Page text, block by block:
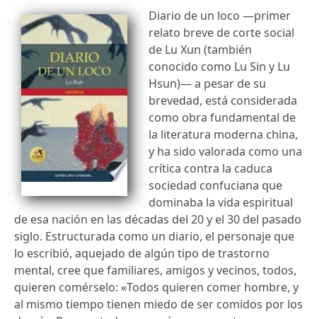
Diario de un loco ―primer
relato breve de corte social
de Lu Xun (también
conocido como Lu Sin y Lu
Hsun)― a pesar de su
brevedad, está considerada
como obra fundamental de
la literatura moderna china,
y ha sido valorada como una
crítica contra la caduca
sociedad confuciana que
dominaba la vida espiritual
de esa nación en las décadas del 20 y el 30 del pasado
siglo. Estructurada como un diario, el personaje que
lo escribió, aquejado de algún tipo de trastorno
mental, cree que familiares, amigos y vecinos, todos,
quieren comérselo: «Todos quieren comer hombre, y
al mismo tiempo tienen miedo de ser comidos por los